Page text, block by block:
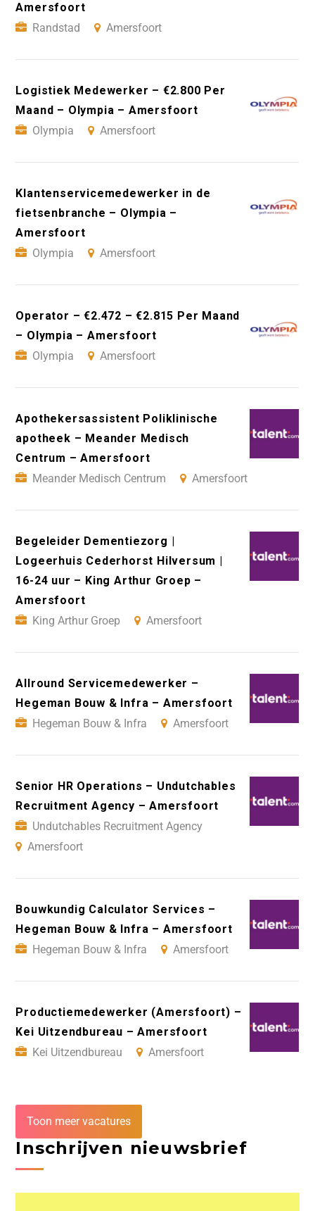
Amersfoort
Randstad
Amersfoort
Logistiek Medewerker – €2.800 Per
Maand – Olympia – Amersfoort
Olympia
Amersfoort
Klantenservicemedewerker in de
fietsenbranche – Olympia –
Amersfoort
Olympia
Amersfoort
Operator – €2.472 – €2.815 Per Maand
– Olympia – Amersfoort
Olympia
Amersfoort
Apothekersassistent Poliklinische
apotheek – Meander Medisch
Centrum – Amersfoort
Meander Medisch Centrum
Amersfoort
Begeleider Dementiezorg |
Logeerhuis Cederhorst Hilversum |
16-24 uur – King Arthur Groep –
Amersfoort
King Arthur Groep
Amersfoort
Allround Servicemedewerker –
Hegeman Bouw & Infra – Amersfoort
Hegeman Bouw & Infra
Amersfoort
Senior HR Operations – Undutchables
Recruitment Agency – Amersfoort
Undutchables Recruitment Agency
Amersfoort
Bouwkundig Calculator Services –
Hegeman Bouw & Infra – Amersfoort
Hegeman Bouw & Infra
Amersfoort
Productiemedewerker (Amersfoort) –
Kei Uitzendbureau – Amersfoort
Kei Uitzendbureau
Amersfoort
Toon meer vacatures
Inschrijven nieuwsbrief